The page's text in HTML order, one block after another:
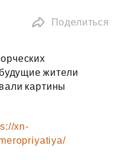
Поделиться
жители
картины
xn-